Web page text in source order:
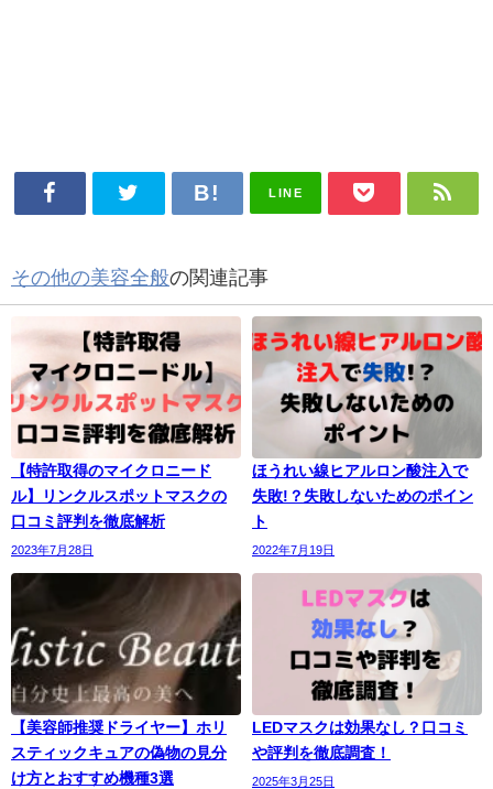
LINE
その他の美容全般の関連記事
【特許取得のマイクロニード
ル】リンクルスポットマスクの
口コミ評判を徹底解析
2023年7月28日
ほうれい線ヒアルロン酸注入で
失敗!？失敗しないためのポイン
ト
2022年7月19日
【美容師推奨ドライヤー】ホリ
スティックキュアの偽物の見分
け方とおすすめ機種3選
LEDマスクは効果なし？口コミ
や評判を徹底調査！
2025年3月25日